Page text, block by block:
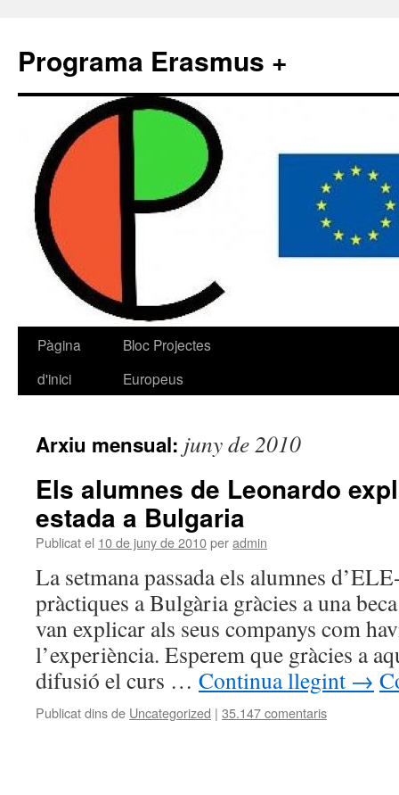
Programa Erasmus +
Pàgina
d'inici
Bloc Projectes
Europeus
Arxiu mensual: juny de 2010
Els alumnes de Leonardo
estada a Bulgaria
Publicat el 10 de juny de 2010peradmin
La setmana passada els alumnes
pràctiques a Bulgària gràcies a una
van explicar als seus companys com
l’experiència. Esperem que gràcies a
difusió el curs … Continua llegint →
Publicat dins de Uncategorized | 35.147 comentaris